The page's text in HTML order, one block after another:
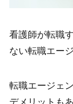
看護師が転職
ない転職エー
転職エージェ
デメリットも